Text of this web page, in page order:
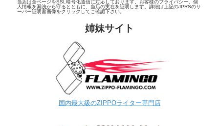
当店は全ページをSSL暗号化通信に対応しております。お客様のプライバシー、個
人情報を漏洩から守るとともに、当店の実在を証明します。詳細は上記のJPRSのサ
ーバー証明書画像をクリックしてご確認下さい。
姉妹サイト
国内最大級のZIPPOライター専門店